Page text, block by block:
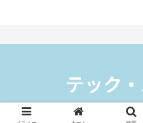
© 2023-2026 テ